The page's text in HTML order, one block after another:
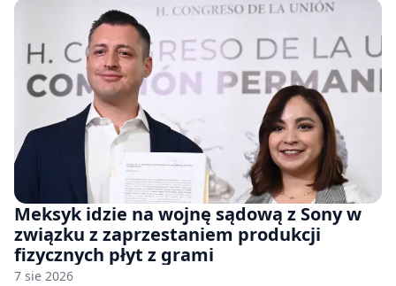
Meksyk idzie na wojnę sądową z Sony w
związku z zaprzestaniem produkcji
fizycznych płyt z grami
7 sie 2026